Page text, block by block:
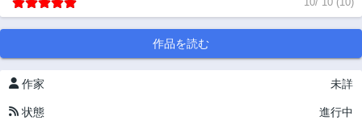
作品を読む
作家 未詳
状態 進行中